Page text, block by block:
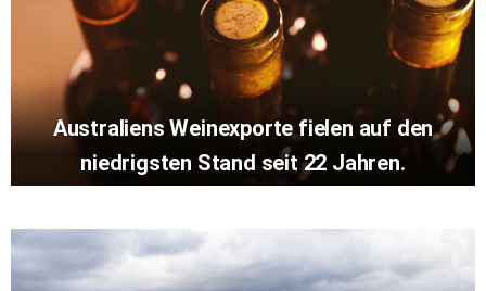
Australiens Weinexporte fielen auf den
niedrigsten Stand seit 22 Jahren.